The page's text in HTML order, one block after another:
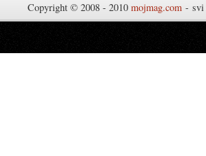
Copyright © 2008 - 2010 mojmag.com - svi